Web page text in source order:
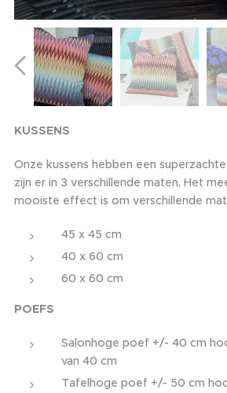
KUSSENS
Onze kussens hebben een
zijn er in 3 verschillende maten. Het
mooiste effect is om verschillende
45 x 45 cm
40 x 60 cm
60 x 60 cm
POEFS
Salonhoge poef +/- 40 cm
van 40 cm
Tafelhoge poef +/- 50 cm